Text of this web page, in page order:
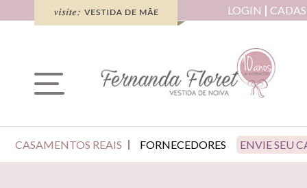
LOGIN
CASAMENTOS REAIS FORNECEDORES ENVIE SEU